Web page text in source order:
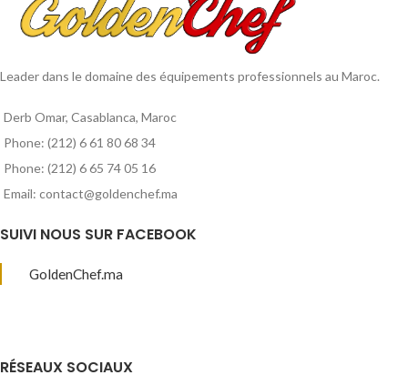
Leader dans le domaine des équipements professionnels au Maroc.
Derb Omar, Casablanca, Maroc
Phone: (212) 6 61 80 68 34
Phone: (212) 6 65 74 05 16
Email: contact@goldenchef.ma
SUIVI NOUS SUR FACEBOOK
GoldenChef.ma
RÉSEAUX SOCIAUX